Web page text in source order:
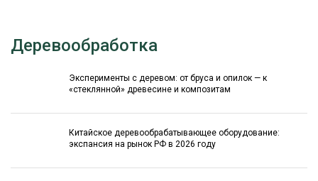
Деревообработка
Эксперименты с деревом: от бруса и опилок — к
«стеклянной» древесине и композитам
Китайское деревообрабатывающее оборудование:
экспансия на рынок РФ в 2026 году